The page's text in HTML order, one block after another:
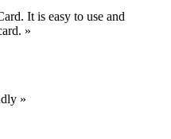
It is easy to use and
»
»